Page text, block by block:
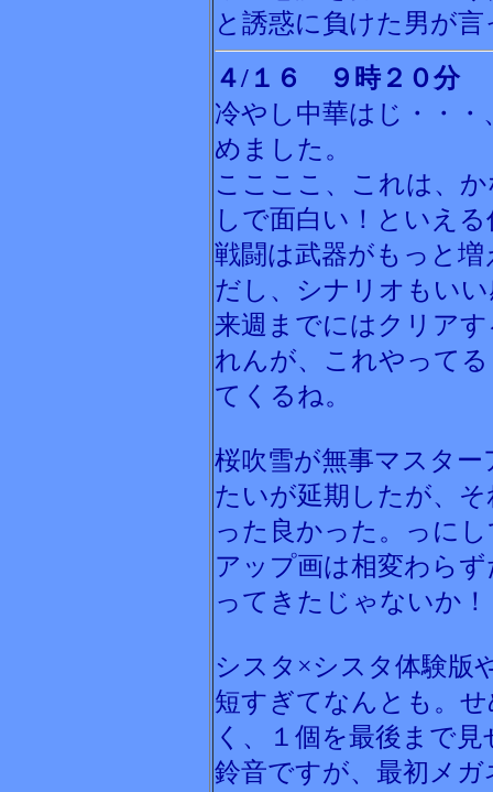
と誘惑に負けた男が
４/１６ ９時２０分
冷やし中華はじ・・
めました。
ここここ、これは、
しで面白い！といえ
戦闘は武器がもっと
だし、シナリオもい
来週までにはクリア
れんが、これやって
てくるね。
桜吹雪が無事マスタ
たいが延期したが、
った良かった。っに
アップ画は相変わら
ってきたじゃないか！
シスタ×シスタ体験版
短すぎてなんとも。
く、１個を最後まで
鈴音ですが、最初メ